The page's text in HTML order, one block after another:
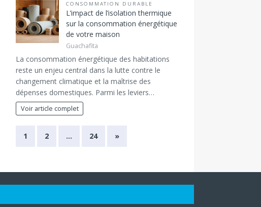
CONSOMMATION DURABLE
L’impact de l’isolation thermique
sur la consommation énergétique
de votre maison
Guachafita
La consommation énergétique des habitations
reste un enjeu central dans la lutte contre le
changement climatique et la maîtrise des
dépenses domestiques. Parmi les leviers…
Voir article complet
1 2 … 24 »